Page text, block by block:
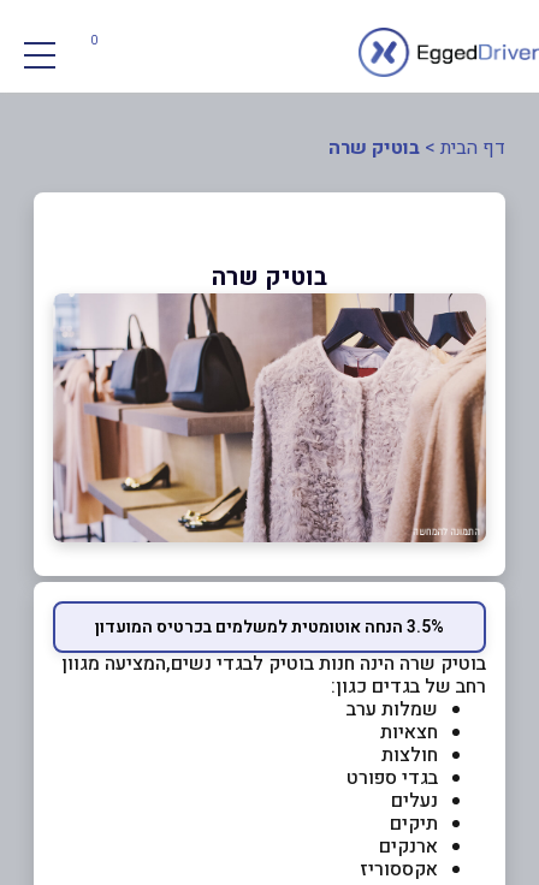
0
דף הבית > בוטיק שרה
בוטיק שרה
3.5% הנחה אוטומטית למשלמים בכרטיס המועדון
בוטיק שרה הינה חנות בוטיק לבגדי נשים,המציעה מגוון
רחב של בגדים כגון:
שמלות ערב
חצאיות
חולצות
בגדי ספורט
נעלים
תיקים
ארנקים
אקססוריז